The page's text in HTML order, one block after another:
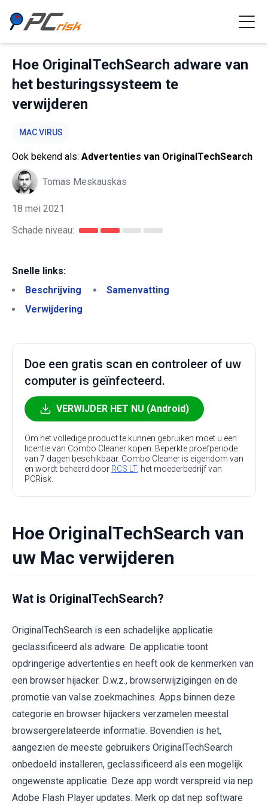
Hoe OriginalTechSearch adware van
het besturingssysteem te
verwijderen
MAC VIRUS
Ook bekend als: Advertenties van OriginalTechSearch
Tomas Meskauskas
18 mei 2021
Schade niveau:
Snelle links:
Beschrijving
Samenvatting
Verwijdering
Doe een gratis scan en controleer of uw
computer is geïnfecteerd.
VERWIJDER HET NU (Android)
Om het volledige product te kunnen gebruiken moet u een
licentie van Combo Cleaner kopen. Beperkte proefperiode
van 7 dagen beschikbaar. Combo Cleaner is eigendom van
en wordt beheerd door RCS LT, het moederbedrijf van
PCRisk.
Hoe OriginalTechSearch van
uw Mac verwijderen
Wat is OriginalTechSearch?
OriginalTechSearch is een schadelijke applicatie
geclassificeerd als adware. De applicatie toont
opdringerige advertenties en heeft ook de kenmerken van
een browser hijacker. D.w.z., browserwijzigingen en de
promotie van valse zoekmachines. Apps binnen deze
categorie en browser hijackers verzamelen meestal
browsergerelateerde informatie. Bovendien is het,
aangezien de meeste gebruikers OriginalTechSearch
onbedoeld installeren, geclassificeerd als een mogelijk
ongewenste applicatie. Deze app wordt verspreid via nep
Adobe Flash Player updates. Merk op dat nep software